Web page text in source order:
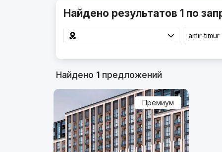
Найдено результатов 1 по
Найдено 1предложений
Премиум